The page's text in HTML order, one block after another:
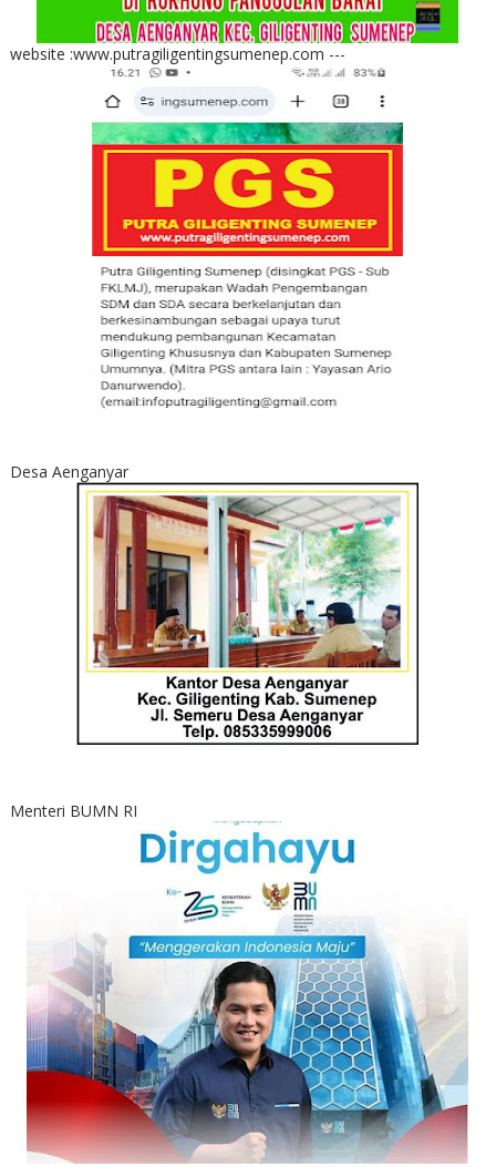
website :www.putragiligentingsumenep.com ---
Desa Aenganyar
Menteri BUMN RI